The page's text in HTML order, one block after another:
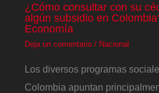
¿Cómo consultar con su
algún subsidio en
Economía
Deja un comentario / Nacional
Los diversos programas
Colombia apuntan